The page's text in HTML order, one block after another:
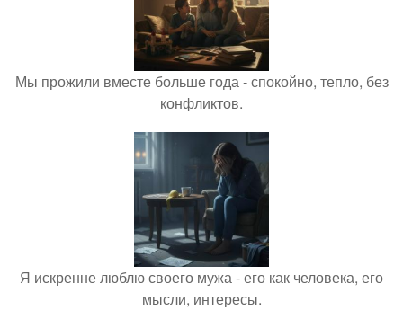
Мы прожили вместе больше года - спокойно, тепло, без
конфликтов.
Я искренне люблю своего мужа - его как человека, его
мысли, интересы.